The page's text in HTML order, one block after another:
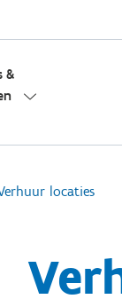
&
locaties